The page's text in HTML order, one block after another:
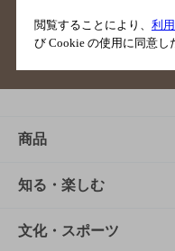
商品
商品TOP
商品一覧
知る・楽しむ
知る・楽しむTOP
文化・スポーツ
閲覧することにより、 利
び Cookie の使用に同意し